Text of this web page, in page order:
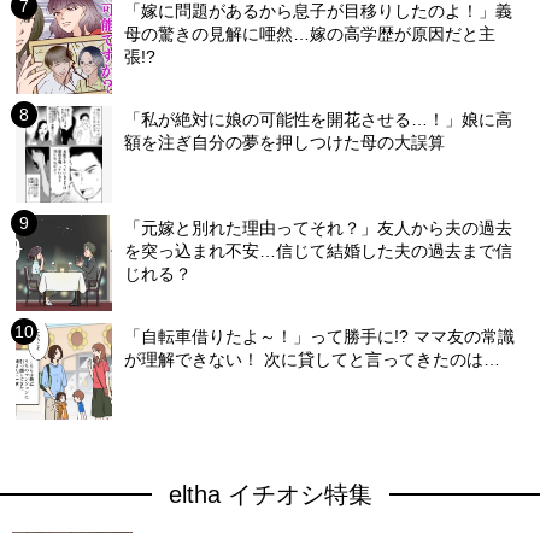
「嫁に問題があるから息子が目移りしたのよ！」義
母の驚きの見解に唖然…嫁の高学歴が原因だと主
張!?
「私が絶対に娘の可能性を開花させる…！」娘に高
額を注ぎ自分の夢を押しつけた母の大誤算
「元嫁と別れた理由ってそれ？」友人から夫の過去
を突っ込まれ不安…信じて結婚した夫の過去まで信
じれる？
「自転車借りたよ～！」って勝手に!? ママ友の常識
が理解できない！ 次に貸してと言ってきたのは…
eltha イチオシ特集